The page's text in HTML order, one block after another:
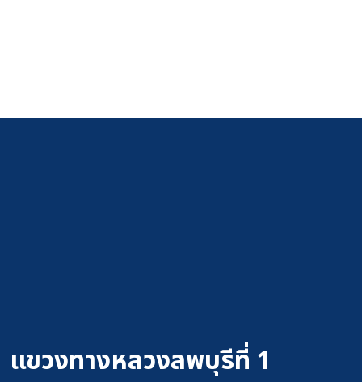
แขวงทางหลวงลพบุรีที่ 1